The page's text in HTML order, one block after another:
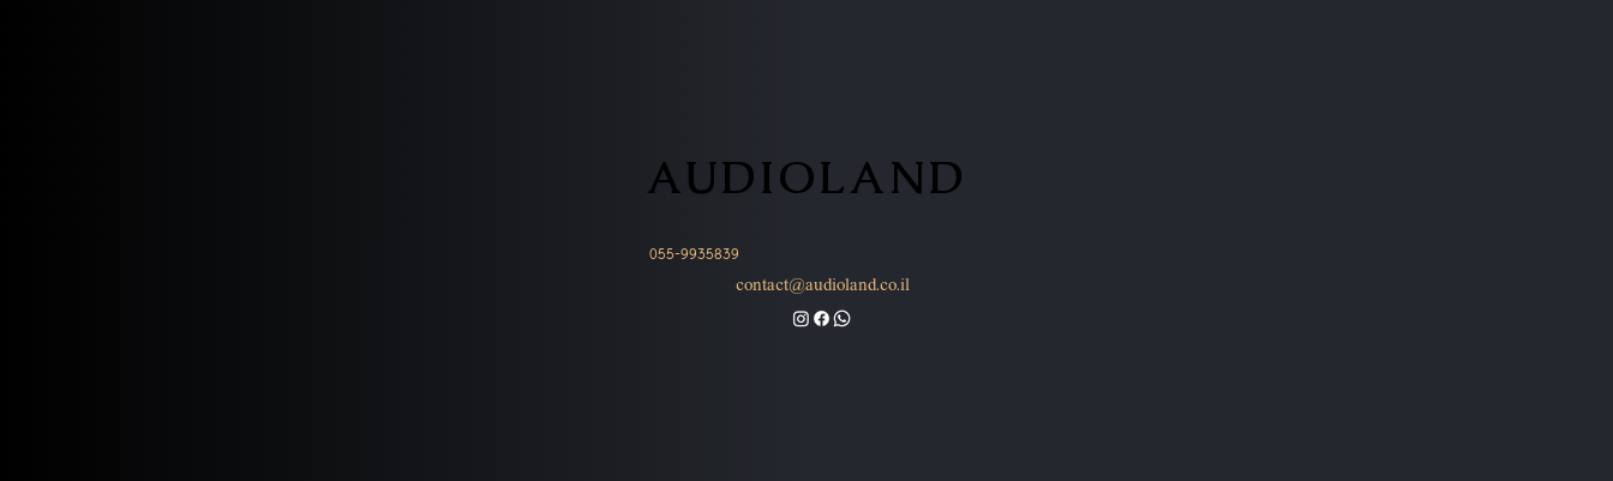
AUDIOLAND
AUDIOLAND
055-9935839
contact@audioland.co.il